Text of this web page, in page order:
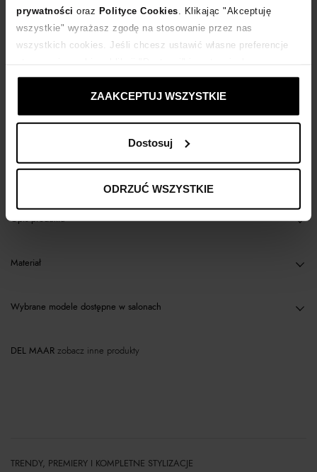
prywatności oraz Polityce Cookies . Klikając "Akceptuję
wszystkie" wyrażasz zgodę na stosowanie przez nas
wszystkich cookies. Jeśli chcesz ustawić własne preferencje
ustawienia prywatności.
ZAAKCEPTUJ WSZYSTKIE
Dostosuj
ODRZUĆ WSZYSTKIE
od 0 zł
Kup teraz, Zapłać później!
Opis produktu
Materiał
Wybrane modele dostępne w salonach
DEL MAAR zobacz inne produkty
TRENDY, PREMIERY I KOMPLETNE STYLIZACJE